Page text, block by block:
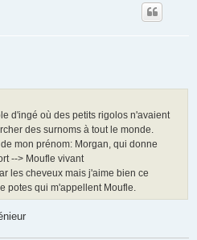
d'ingé où des petits rigolos n'avaient
des surnoms à tout le monde.
mon prénom: Morgan, qui donne
--> Moufle vivant
les cheveux mais j'aime bien ce
potes qui m'appellent Moufle.